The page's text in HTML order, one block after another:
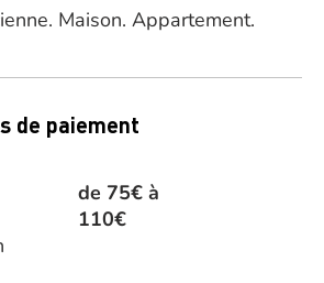
Maison. Appartement.
de paiement
de 75€ à
110€